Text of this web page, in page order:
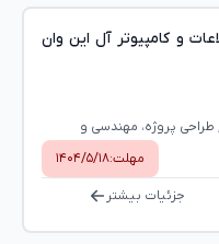
و کامپیوتر آل این وان
پروژه، مهندسی و
مهلت:۱۴۰۴/۵/۱۸
جزئیات بیشتر